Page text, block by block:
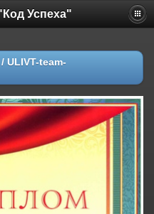
Успеха"
/ ULIVT-team-